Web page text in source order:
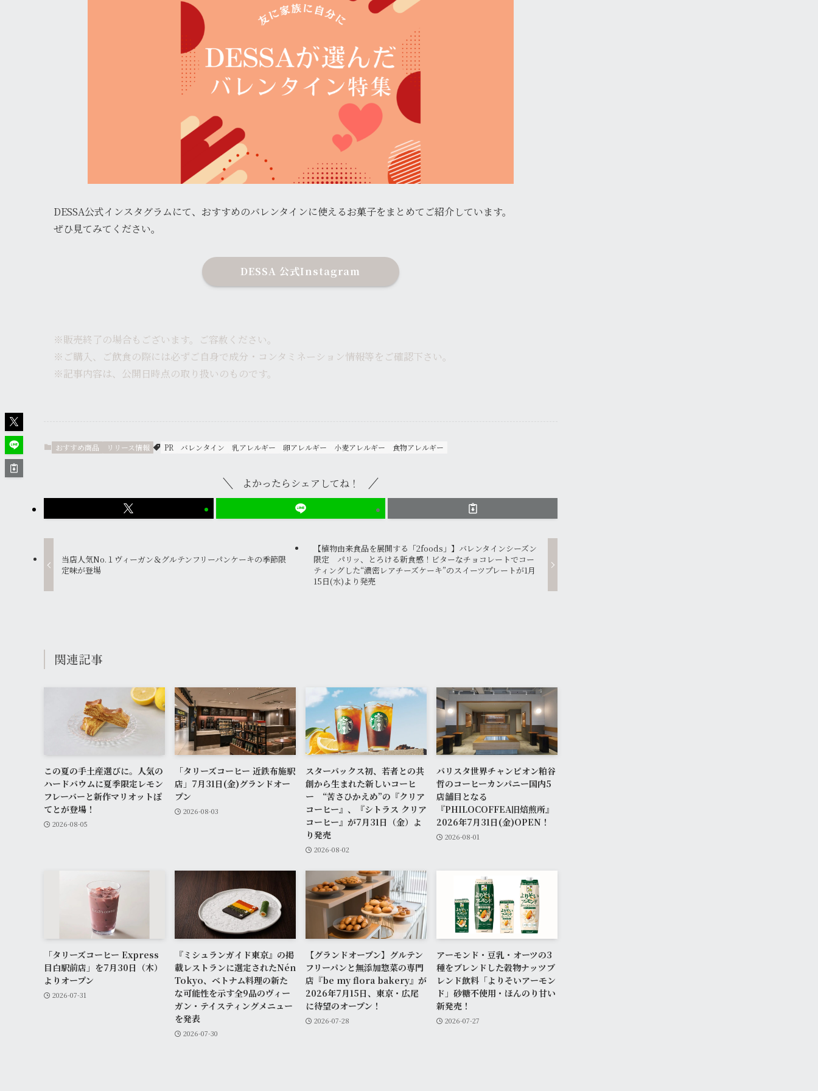
DESSA公式インスタグラムにて、おすすめのバレンタインに使えるお菓子をまとめてご紹介しています。
ぜひ見てみてください。
DESSA 公式Instagram
※販売終了の場合もございます。ご容赦ください。
※ご購入、ご飲食の際には必ずご自身で成分・コンタミネーション情報等をご確認下さい。
※記事内容は、公開日時点の取り扱いのものです。
おすすめ商品 リリース情報 PR バレンタイン 乳アレルギー 卵アレルギー 小麦アレルギー 食物アレルギー
よかったらシェアしてね！
当店人気No.１ヴィーガン＆グルテンフリーパンケーキの季節限
定味が登場
【植物由来食品を展開する「2foods」】バレンタインシーズン
限定 パリッ、とろける新食感！ビターなチョコレートでコー
ティングした“濃密レアチーズケーキ”のスイーツプレートが1月
15日(水)より発売
関連記事
この夏の手土産選びに。人気の
ハードバウムに夏季限定レモン
フレーバーと新作マリオットぽ
てとが登場！
2026-08-05
「タリーズコーヒー 近鉄布施駅
店」7月31日(金)グランドオー
プン
2026-08-03
スターバックス初、若者との共
創から生まれた新しいコーヒ
ー “苦さひかえめ”の『クリア
コーヒー』、『シトラス クリア
コーヒー』が7月31日（金）よ
り発売
2026-08-02
バリスタ世界チャンピオン粕谷
哲のコーヒーカンパニー国内5
店舗目となる
『PHILOCOFFEA旧焙煎所』
2026年7月31日(金)OPEN！
2026-08-01
「タリーズコーヒー Express
目白駅前店」を7月30日（木）
よりオープン
2026-07-31
『ミシュランガイド東京』の掲
載レストランに選定されたNén
Tokyo、ベトナム料理の新た
な可能性を示す全9品のヴィー
ガン・テイスティングメニュー
を発表
2026-07-30
【グランドオープン】グルテン
フリーパンと無添加惣菜の専門
店『be my flora bakery』が
2026年7月15日、東京・広尾
に待望のオープン！
2026-07-28
アーモンド・豆乳・オーツの3
種をブレンドした穀物ナッツブ
レンド飲料「よりそいアーモン
ド」砂糖不使用・ほんのり甘い
新発売！
2026-07-27